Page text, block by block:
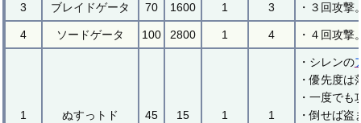
3 ブレイドゲータ 70 1600 1 3 ・３回攻
4 ソードゲータ 100 2800 1 4 ・４回攻
1 ぬすっトド 45 15 1 1
・シレンの
・優先度は
・一度で
・倒せば盗